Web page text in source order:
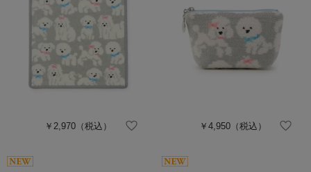
￥2,970 （税込） ￥4,950（税込）